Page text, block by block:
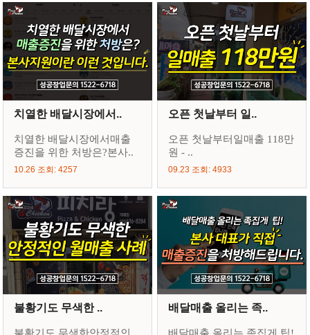
치열한 배달시장에서..
치열한 배달시장에서매출
증진을 위한 처방은?본사..
10.26 조회: 4257
오픈 첫날부터 일..
오픈 첫날부터일매출 118만
원 - ..
09.23 조회: 4933
불황기도 무색한 .. 배달매출 올리는 족..